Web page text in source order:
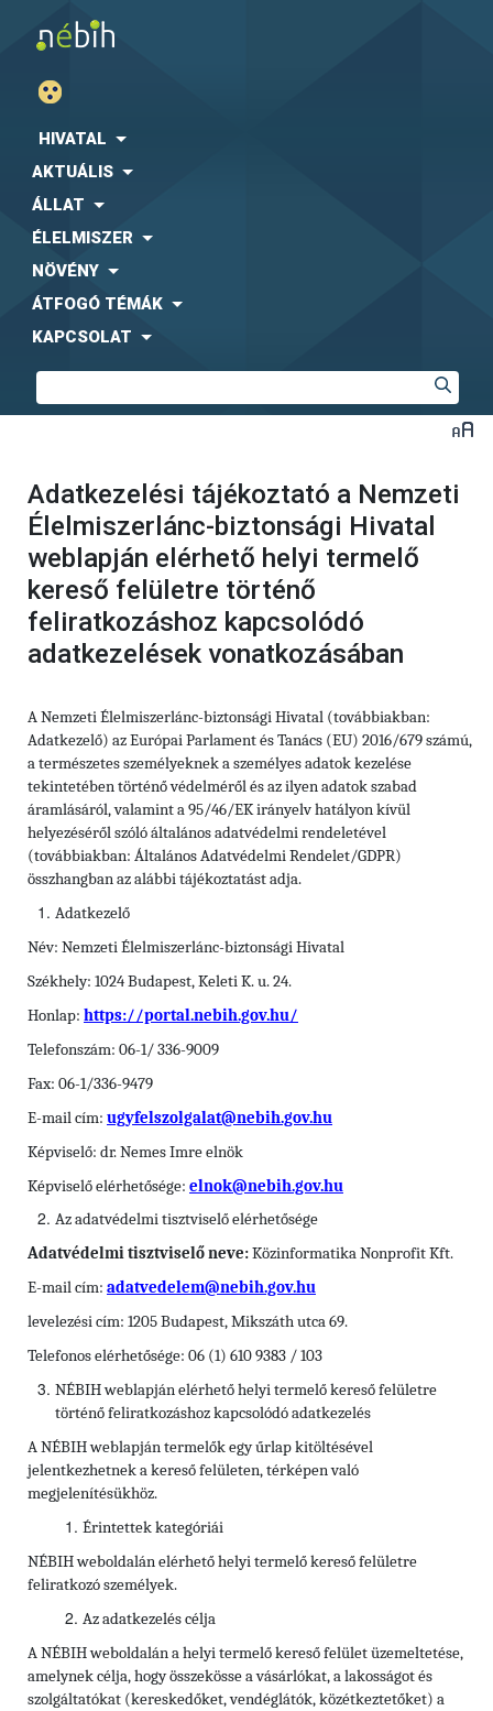
HIVATAL
AKTUÁLIS
ÁLLAT
ÉLELMISZER
NÖVÉNY
ÁTFOGÓ TÉMÁK
KAPCSOLAT
Adatkezelési tájékoztató a Nemzeti
Élelmiszerlánc-biztonsági Hivatal
weblapján elérhető helyi termelő
kereső felületre történő
feliratkozáshoz kapcsolódó
adatkezelések vonatkozásában
A Nemzeti Élelmiszerlánc-biztonsági Hivatal (továbbiakban:
Adatkezelő) az Európai Parlament és Tanács (EU) 2016/679 számú,
a természetes személyeknek a személyes adatok kezelése
tekintetében történő védelméről és az ilyen adatok szabad
áramlásáról, valamint a 95/46/EK irányelv hatályon kívül
helyezéséről szóló általános adatvédelmi rendeletével
(továbbiakban: Általános Adatvédelmi Rendelet/GDPR)
összhangban az alábbi tájékoztatást adja.
Adatkezelő
Név: Nemzeti Élelmiszerlánc-biztonsági Hivatal
Székhely: 1024 Budapest, Keleti K. u. 24.
Honlap: https://portal.nebih.gov.hu/
Telefonszám: 06-1/ 336-9009
Fax: 06-1/336-9479
E-mail cím: ugyfelszolgalat@nebih.gov.hu
Képviselő: dr. Nemes Imre elnök
Képviselő elérhetősége: elnok@nebih.gov.hu
Az adatvédelmi tisztviselő elérhetősége
Adatvédelmi tisztviselő neve:Közinformatika Nonprofit Kft.
E-mail cím: adatvedelem@nebih.gov.hu
levelezési cím: 1205 Budapest, Mikszáth utca 69.
Telefonos elérhetősége: 06 (1) 610 9383 / 103
NÉBIH weblapján elérhető helyi termelő kereső felületre
történő feliratkozáshoz kapcsolódó adatkezelés
A NÉBIH weblapján termelők egy űrlap kitöltésével
jelentkezhetnek a kereső felületen, térképen való
megjelenítésükhöz.
Érintettek kategóriái
NÉBIH weboldalán elérhető helyi termelő kereső felületre
feliratkozó személyek.
Az adatkezelés célja
A NÉBIH weboldalán a helyi termelő kereső felület üzemeltetése,
amelynek célja, hogy összekösse a vásárlókat, a lakosságot és
szolgáltatókat (kereskedőket, vendéglátók, közétkeztetőket) a